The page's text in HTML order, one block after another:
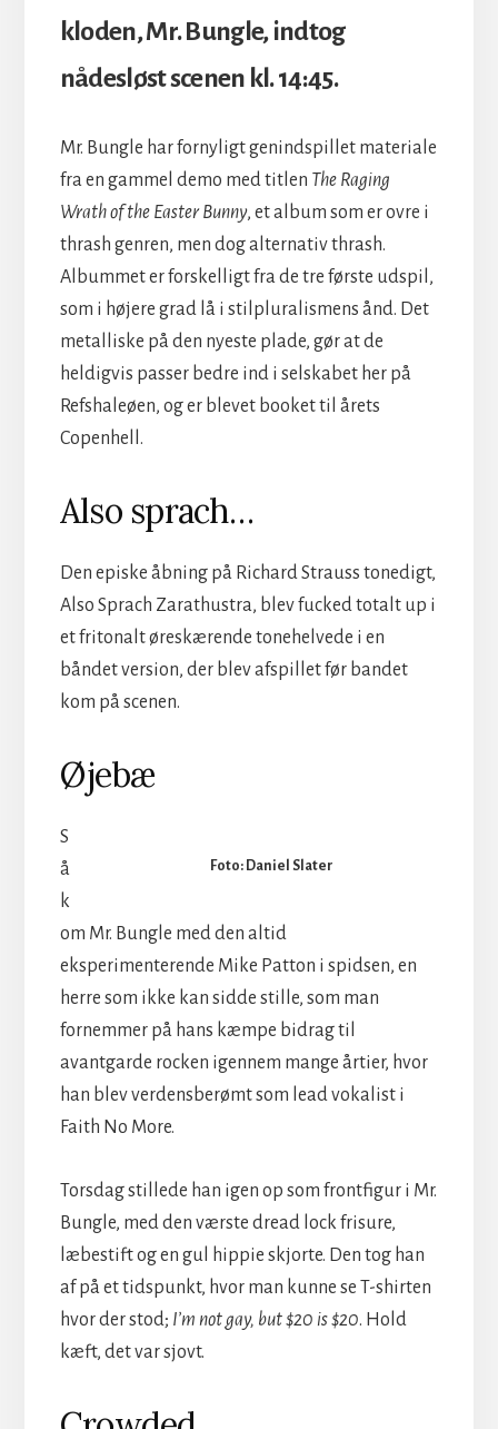
kloden, Mr. Bungle, indtog
nådesløst scenen kl. 14:45.
Mr. Bungle har fornyligt genindspillet materiale
fra en gammel demo med titlen The Raging
Wrath of the Easter Bunny, et album som er ovre i
thrash genren, men dog alternativ thrash.
Albummet er forskelligt fra de tre første udspil,
som i højere grad lå i stilpluralismens ånd. Det
metalliske på den nyeste plade, gør at de
heldigvis passer bedre ind i selskabet her på
Refshaleøen, og er blevet booket til årets
Copenhell.
Also sprach…
Den episke åbning på Richard Strauss tonedigt,
Also Sprach Zarathustra, blev fucked totalt up i
et fritonalt øreskærende tonehelvede i en
båndet version, der blev afspillet før bandet
kom på scenen.
Øjebæ
Foto: Daniel Slater
S
å
k
om Mr. Bungle med den altid
eksperimenterende Mike Patton i spidsen, en
herre som ikke kan sidde stille, som man
fornemmer på hans kæmpe bidrag til
avantgarde rocken igennem mange årtier, hvor
han blev verdensberømt som lead vokalist i
Faith No More.
Torsdag stillede han igen op som frontfigur i Mr.
Bungle, med den værste dread lock frisure,
læbestift og en gul hippie skjorte. Den tog han
af på et tidspunkt, hvor man kunne se T-shirten
hvor der stod; I’m not gay, but $20 is $20. Hold
kæft, det var sjovt.